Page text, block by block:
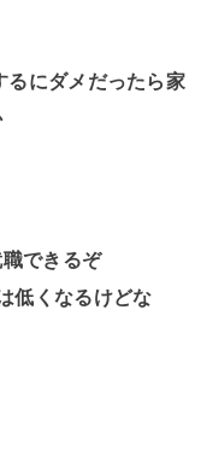
るにダメだったら家
できるぞ
低くなるけどな